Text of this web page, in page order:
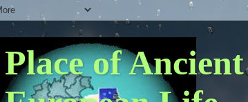
Place of